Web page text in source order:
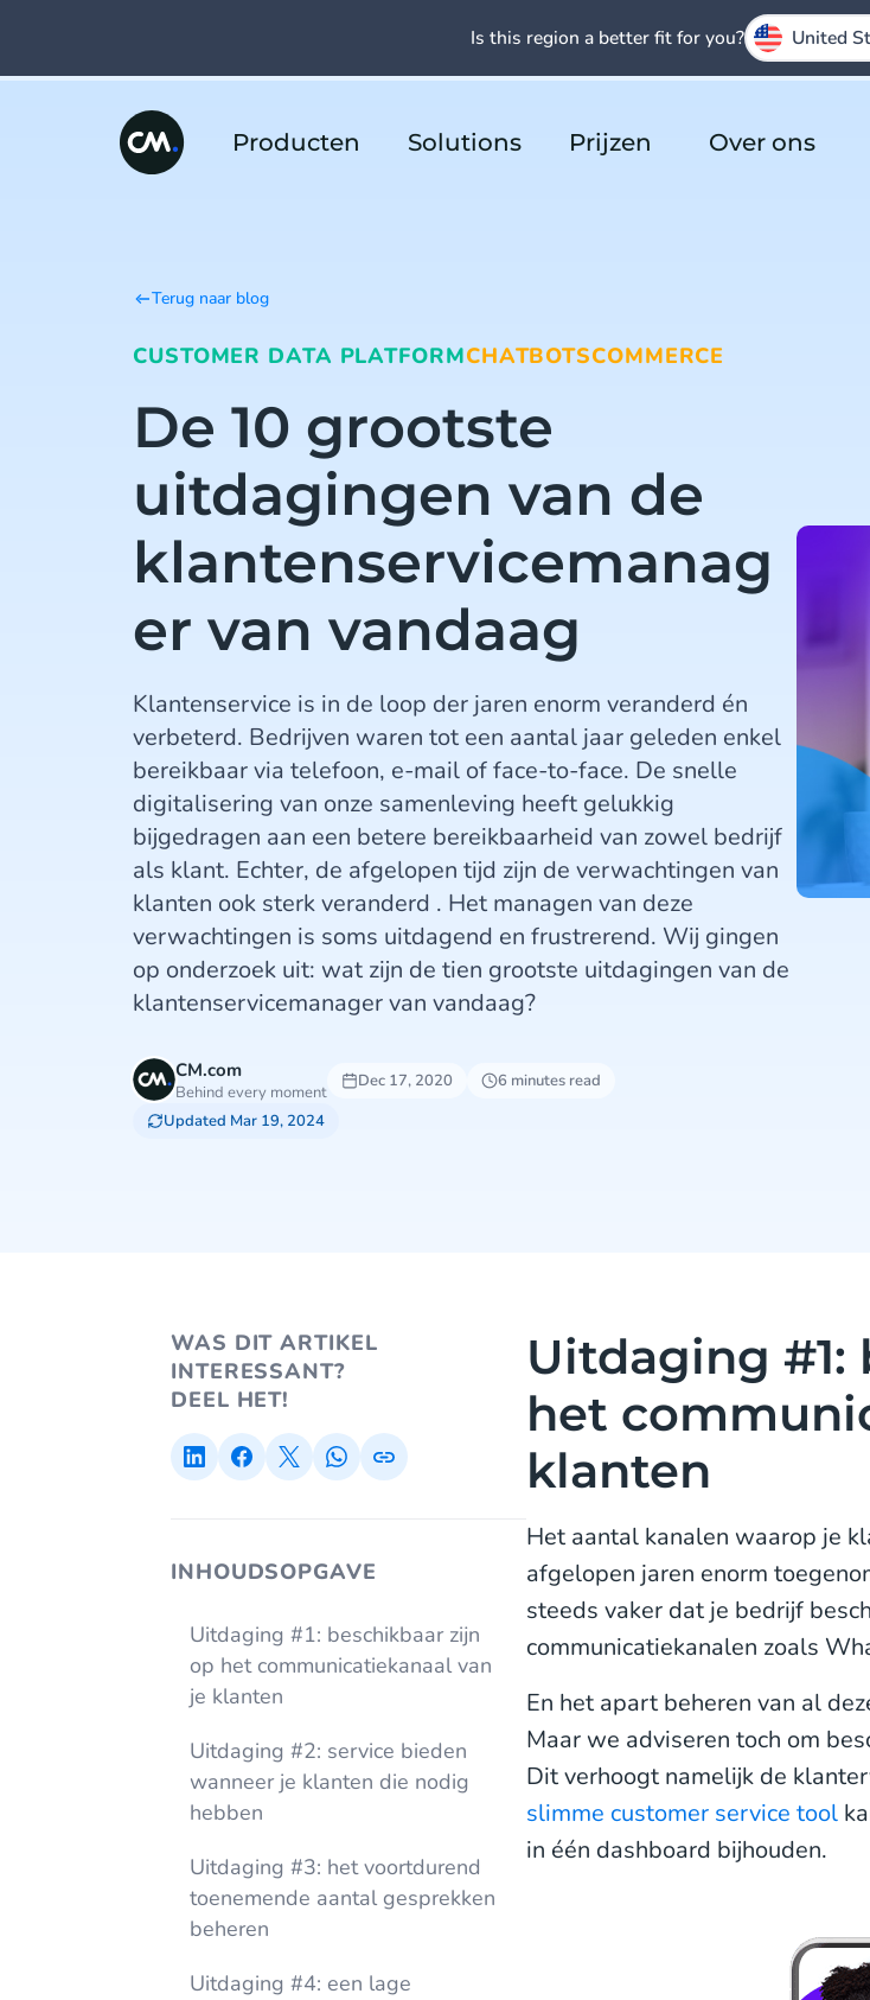
Producten Solutions Prijzen Over ons
Terug naar blog
CUSTOMER DATA PLATFORMCHATBOTSCOMMERCE
De 10 grootste
uitdagingen van de
klantenservicemanag
er van vandaag
Klantenservice is in de loop der jaren enorm veranderd én
verbeterd. Bedrijven waren tot een aantal jaar geleden enkel
bereikbaar via telefoon, e-mail of face-to-face. De snelle
digitalisering van onze samenleving heeft gelukkig
bijgedragen aan een betere bereikbaarheid van zowel bedrijf
als klant. Echter, de afgelopen tijd zijn de verwachtingen van
klanten ook sterk veranderd . Het managen van deze
verwachtingen is soms uitdagend en frustrerend. Wij gingen
op onderzoek uit: wat zijn de tien grootste uitdagingen van de
klantenservicemanager van vandaag?
CM.com
Behind every moment
Dec 17, 2020
6 minutes read
Updated Mar 19, 2024
WAS DIT ARTIKEL
INTERESSANT?
DEEL HET!
INHOUDSOPGAVE
Uitdaging #1: beschikbaar zijn
op het communicatiekanaal van
je klanten
Uitdaging #2: service bieden
wanneer je klanten die nodig
hebben
Uitdaging #3: het voortdurend
toenemende aantal gesprekken
beheren
Uitdaging #4: een lage
Uitdaging #1:
het
klanten
Het aantal kanalen waarop je
afgelopen jaren enorm
steeds vaker dat je bedrijf
communicatiekanalen zoals
En het apart beheren van al
Maar we adviseren toch om
Dit verhoogt namelijk de
slimme customer service tool
in één dashboard bijhouden.
Is this region a better fit for you? United